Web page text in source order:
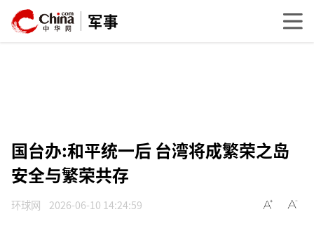
军事
国台办:和平统一后 台湾将成繁荣之岛
安全与繁荣共存
环球网 2026-06-10 14:24:59